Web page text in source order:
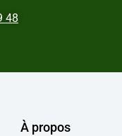
48
À propos